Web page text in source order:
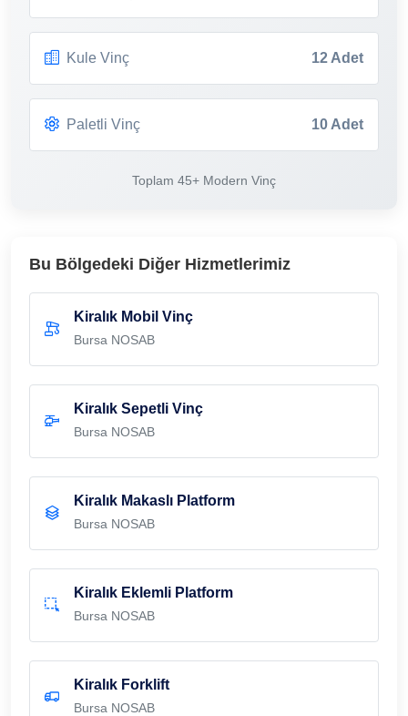
Kule Vinç 12 Adet
Paletli Vinç 10 Adet
Toplam 45+ Modern Vinç
Bu Bölgedeki Diğer Hizmetlerimiz
Kiralık Mobil Vinç
Bursa NOSAB
Kiralık Sepetli Vinç
Bursa NOSAB
Kiralık Makaslı Platform
Bursa NOSAB
Kiralık Eklemli Platform
Bursa NOSAB
Kiralık Forklift
Bursa NOSAB